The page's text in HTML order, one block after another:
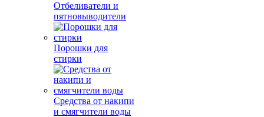
Отбеливатели и
пятновыводители
Порошки для
стирки
Средства от накипи
и смягчители воды